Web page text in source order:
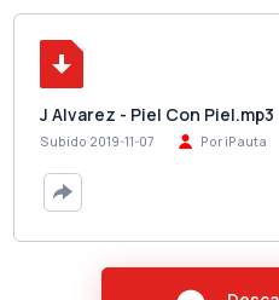
J Alvarez - Piel Con Piel.mp3
Subido 2019-11-07 Por iPauta